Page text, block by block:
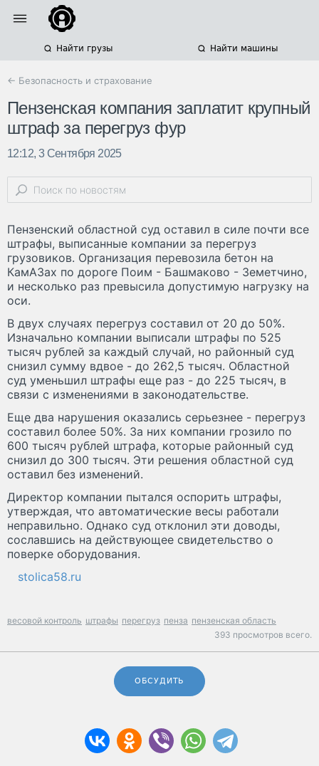
Найти грузы Найти машины
← Безопасность и страхование
Пензенская компания заплатит крупный
штраф за перегруз фур
12:12, 3 Сентября 2025
Пензенский областной суд оставил в силе почти все
штрафы, выписанные компании за перегруз
грузовиков. Организация перевозила бетон на
КамАЗах по дороге Поим - Башмаково - Земетчино,
и несколько раз превысила допустимую нагрузку на
оси.
В двух случаях перегруз составил от 20 до 50%.
Изначально компании выписали штрафы по 525
тысяч рублей за каждый случай, но районный суд
снизил сумму вдвое - до 262,5 тысяч. Областной
суд уменьшил штрафы еще раз - до 225 тысяч, в
связи с изменениями в законодательстве.
Еще два нарушения оказались серьезнее - перегруз
составил более 50%. За них компании грозило по
600 тысяч рублей штрафа, которые районный суд
снизил до 300 тысяч. Эти решения областной суд
оставил без изменений.
Директор компании пытался оспорить штрафы,
утверждая, что автоматические весы работали
неправильно. Однако суд отклонил эти доводы,
сославшись на действующее свидетельство о
поверке оборудования.
stolica58.ru
весовой контроль штрафы перегруз пенза пензенская область
393 просмотров всего.
ОБСУДИТЬ